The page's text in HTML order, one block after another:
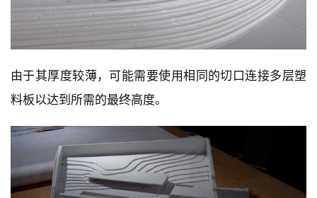
由于其厚度较薄，可能需要使用相同的切口连接多层塑
料板以达到所需的最终高度。